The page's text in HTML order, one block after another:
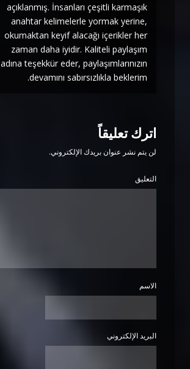
açıklanmış. İnsanları çeşitli karmaşık
anahtar kelimelerle yormak yerine,
okumaktan keyif alacağı içerikler her
zaman daha iyidir. Kaliteli paylaşım
adına teşekkür eder, paylaşımlarınızın
devamını sabırsızlıkla beklerim.
اترك تعليقاً
لن يتم نشر عنوان بريدك الإلكتروني.
التعليق
الاسم
البريد الإلكتروني